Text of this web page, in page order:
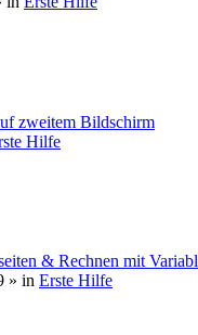
zweitem Bildschirm
Hilfe
& Rechnen mit
» in Erste Hilfe